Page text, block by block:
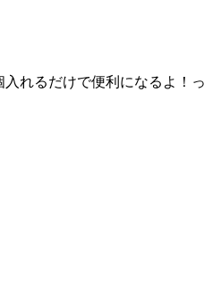
れるだけで便利になるよ！っ